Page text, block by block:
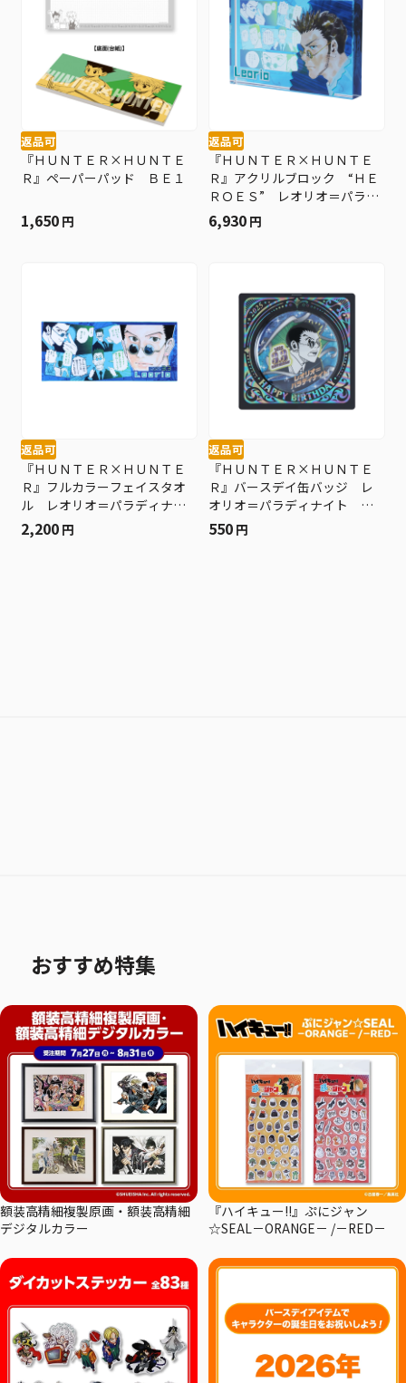
返品可
『ＨＵＮＴＥＲ×ＨＵＮＴＥ
Ｒ』ペーパーパッド ＢＥ１
1,650 円
返品可
『ＨＵＮＴＥＲ×ＨＵＮＴＥ
Ｒ』アクリルブロック “ＨＥ
ＲＯＥＳ” レオリオ＝パラデ
ィナイト ＢＥ１
6,930 円
返品可
『ＨＵＮＴＥＲ×ＨＵＮＴＥ
Ｒ』フルカラーフェイスタオ
ル レオリオ＝パラディナイ
ト ＢＥ１
2,200 円
返品可
『ＨＵＮＴＥＲ×ＨＵＮＴＥ
Ｒ』バースデイ缶バッジ レ
オリオ＝パラディナイト Ｂ
Ｅ１
550 円
おすすめ特集
額装高精細複製原画・額装高精細
デジタルカラー
『ハイキュー!!』ぷにジャン
☆SEAL－ORANGE－ /－RED－